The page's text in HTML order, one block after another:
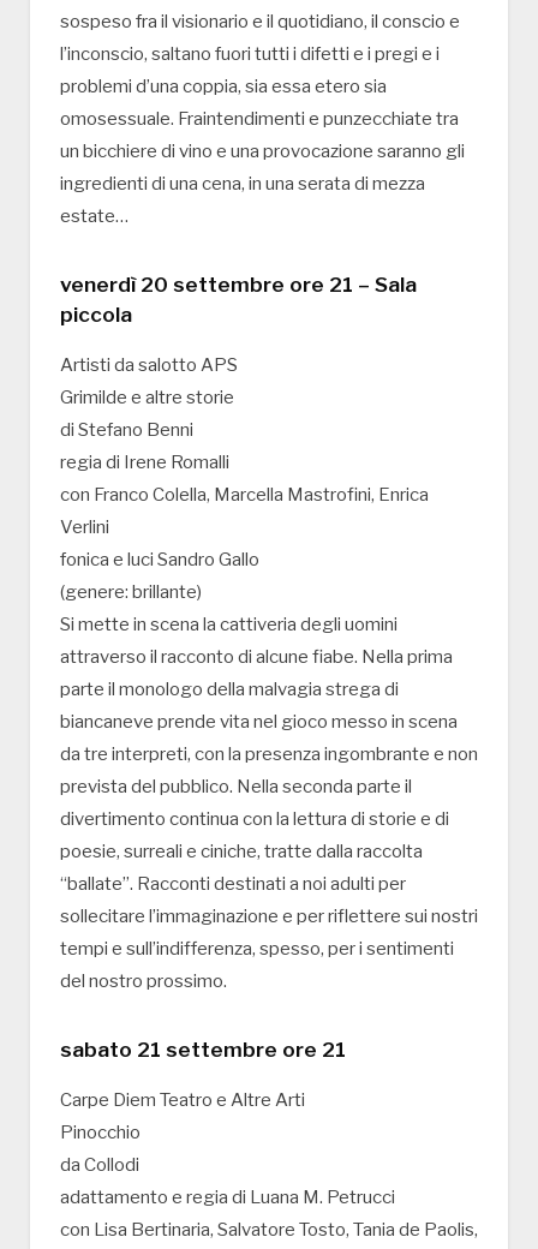
sospeso fra il visionario e il quotidiano, il conscio e
l’inconscio, saltano fuori tutti i difetti e i pregi e i
problemi d’una coppia, sia essa etero sia
omosessuale. Fraintendimenti e punzecchiate tra
un bicchiere di vino e una provocazione saranno gli
ingredienti di una cena, in una serata di mezza
estate…
venerdì 20 settembre ore 21 – Sala
piccola
Artisti da salotto APS
Grimilde e altre storie
di Stefano Benni
regia di Irene Romalli
con Franco Colella, Marcella Mastrofini, Enrica
Verlini
fonica e luci Sandro Gallo
(genere: brillante)
Si mette in scena la cattiveria degli uomini
attraverso il racconto di alcune fiabe. Nella prima
parte il monologo della malvagia strega di
biancaneve prende vita nel gioco messo in scena
da tre interpreti, con la presenza ingombrante e non
prevista del pubblico. Nella seconda parte il
divertimento continua con la lettura di storie e di
poesie, surreali e ciniche, tratte dalla raccolta
“ballate”. Racconti destinati a noi adulti per
sollecitare l’immaginazione e per riflettere sui nostri
tempi e sull’indifferenza, spesso, per i sentimenti
del nostro prossimo.
sabato 21 settembre ore 21
Carpe Diem Teatro e Altre Arti
Pinocchio
da Collodi
adattamento e regia di Luana M. Petrucci
con Lisa Bertinaria, Salvatore Tosto, Tania de Paolis,